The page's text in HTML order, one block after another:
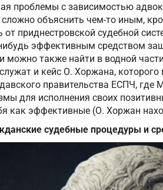
проблемы с зависимостью
сложно объяснить чем-то иным,
от приднестровской судебной
эффективным средством
можно также найти в водной
и кейс О. Хоржана,
правительства ЕСПЧ, где
для исполнения своих
как эффективные (О. Хоржан
судебные процедуры и